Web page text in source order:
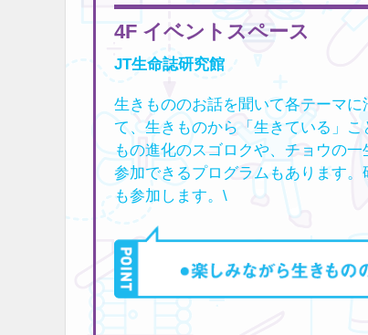
4F イベントスペース
JT生命誌研究館
生きもののお話を聞いて各テーマに
て、生きものから「生きている」
もの進化のスゴロクや、チョウの
参加できるプログラムもあります
も参加します。\